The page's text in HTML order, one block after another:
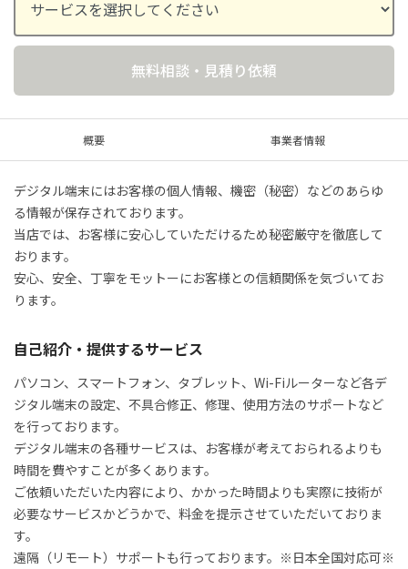
無料相談・見積り依頼
概要 事業者情報
デジタル端末にはお客様の個人情報、機密（秘密）などのあらゆ
る情報が保存されております。
当店では、お客様に安心していただけるため秘密厳守を徹底して
おります。
安心、安全、丁寧をモットーにお客様との信頼関係を気づいてお
ります。
自己紹介・提供するサービス
パソコン、スマートフォン、タブレット、Wi-Fiルーターなど各デ
ジタル端末の設定、不具合修正、修理、使用方法のサポートなど
を行っております。
デジタル端末の各種サービスは、お客様が考えておられるよりも
時間を費やすことが多くあります。
ご依頼いただいた内容により、かかった時間よりも実際に技術が
必要なサービスかどうかで、料金を提示させていただいておりま
す。
遠隔（リモート）サポートも行っております。※日本全国対応可※